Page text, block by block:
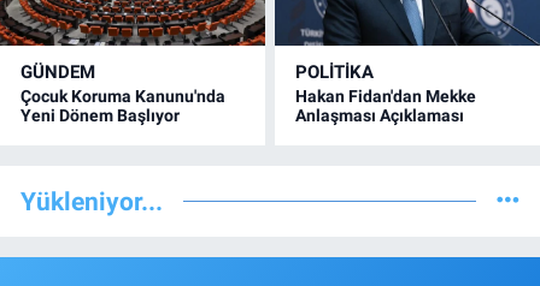
GÜNDEM
Çocuk Koruma Kanunu'nda
Yeni Dönem Başlıyor
POLİTİKA
Hakan Fidan'dan Mekke
Anlaşması Açıklaması
Yükleniyor...